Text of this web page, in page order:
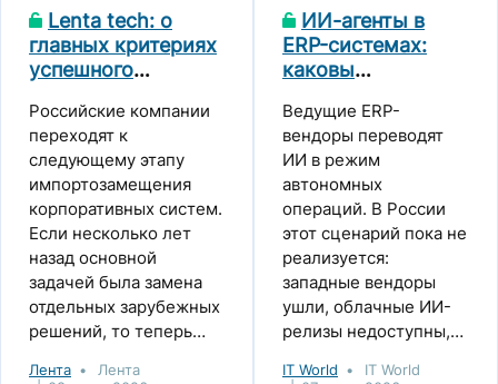
Lenta tech: о
главных критериях
успешного
корпоративных
систем
Российские компании
переходят к
следующему этапу
импортозамещения
корпоративных систем.
Если несколько лет
назад основной
задачей была замена
отдельных зарубежных
решений, то теперь
Лента
Лента
ИИ-агенты в
ERP-системах:
каковы
тренды и каким
путем идет Россия
Ведущие ERP-
вендоры переводят
ИИ в режим
автономных
операций. В России
этот сценарий пока не
реализуется:
западные вендоры
ушли, облачные ИИ-
релизы недоступны,
IT World
IT World